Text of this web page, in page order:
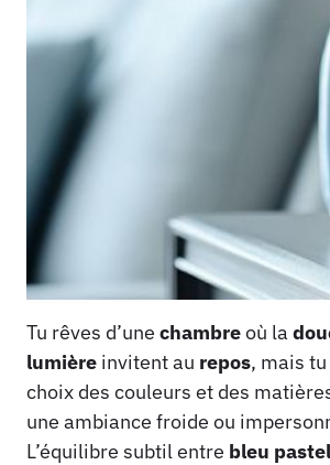
Tu rêves d’une chambreoù la
lumière invitent au repos, mais
choix des couleurs et des
une ambiance froide ou
L’équilibre subtil entre bleu pastel